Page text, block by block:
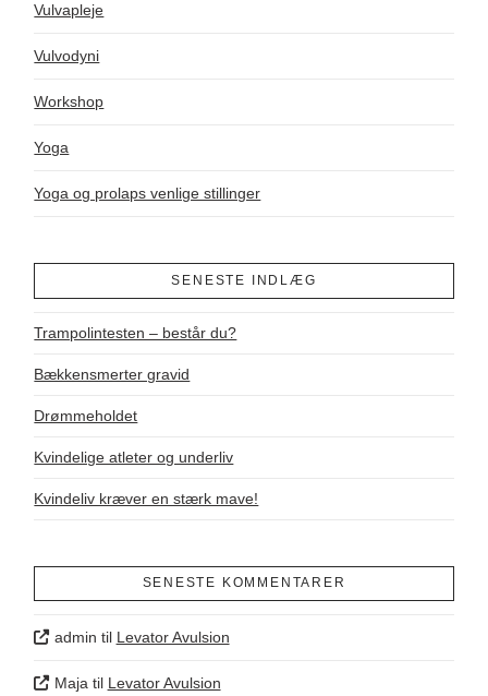
Vulvapleje
Vulvodyni
Workshop
Yoga
Yoga og prolaps venlige stillinger
SENESTE INDLÆG
Trampolintesten – består du?
Bækkensmerter gravid
Drømmeholdet
Kvindelige atleter og underliv
Kvindeliv kræver en stærk mave!
SENESTE KOMMENTARER
admin til Levator Avulsion
Majatil Levator Avulsion